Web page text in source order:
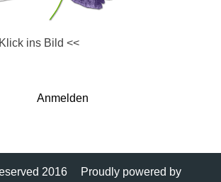
ins Bild <<
Anmelden
2016 Proudly powered by